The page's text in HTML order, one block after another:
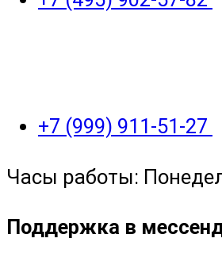
+7 (999) 911-51-27
Часы работы:
Поддержка в